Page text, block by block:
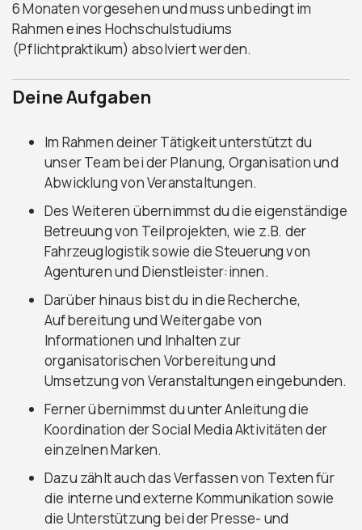
6 Monaten vorgesehen und muss unbedingt im
Rahmen eines Hochschulstudiums
(Pflichtpraktikum) absolviert werden.
Deine Aufgaben
Im Rahmen deiner Tätigkeit unterstützt du
unser Team bei der Planung, Organisation und
Abwicklung von Veranstaltungen.
Des Weiteren übernimmst du die eigenständige
Betreuung von Teilprojekten, wie z.B. der
Fahrzeuglogistik sowie die Steuerung von
Agenturen und Dienstleister:innen.
Darüber hinaus bist du in die Recherche,
Aufbereitung und Weitergabe von
Informationen und Inhalten zur
organisatorischen Vorbereitung und
Umsetzung von Veranstaltungen eingebunden.
Ferner übernimmst du unter Anleitung die
Koordination der Social Media Aktivitäten der
einzelnen Marken.
Dazu zählt auch das Verfassen von Texten für
die interne und externe Kommunikation sowie
die Unterstützung bei der Presse- und